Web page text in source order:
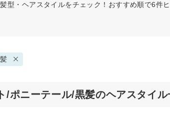
型・ヘアスタイルをチェック！おすすめ順で6件
/ポニーテール/黒髪のヘアスタイル